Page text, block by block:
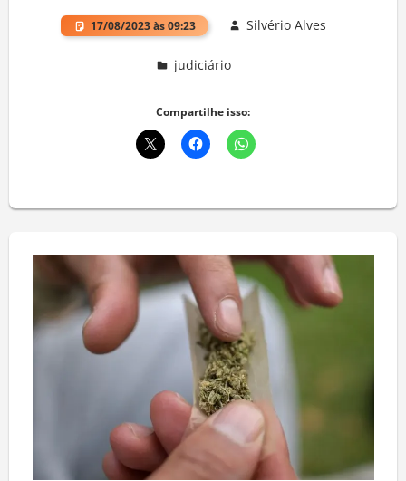
17/08/2023 às 09:23 Silvério Alves
judiciário
Compartilhe isso: